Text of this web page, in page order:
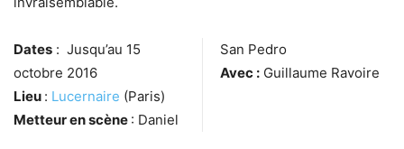
Dates : Jusqu’au 15
octobre 2016
Lieu : Lucernaire (Paris)
Metteur en scène : Daniel
San Pedro
Avec : Guillaume Ravoire